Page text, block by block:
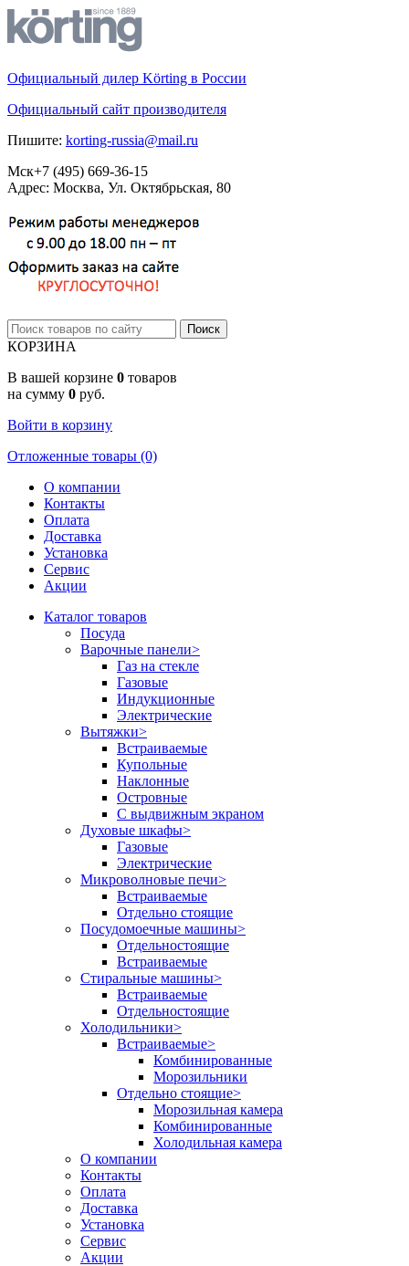
Официальный дилер Körting в России
Официальный сайт производителя
Пишите: korting-russia@mail.ru
Мск+7 (495) 669-36-15
Адрес: Москва, Ул. Октябрьская, 80
КОРЗИНА
В вашей корзине 0 товаров
на сумму 0 руб.
Войти в корзину
Отложенные товары (0)
О компании
Контакты
Оплата
Доставка
Установка
Сервис
Акции
Каталог товаров
Посуда
Варочные панели>
Газ на стекле
Газовые
Индукционные
Электрические
Вытяжки>
Встраиваемые
Купольные
Наклонные
Островные
С выдвижным экраном
Духовые шкафы>
Газовые
Электрические
Микроволновые печи>
Встраиваемые
Отдельно стоящие
Посудомоечные машины>
Отдельностоящие
Встраиваемые
Стиральные машины>
Встраиваемые
Отдельностоящие
Холодильники>
Встраиваемые>
Комбинированные
Морозильники
Отдельно стоящие>
Морозильная камера
Комбинированные
Холодильная камера
О компании
Контакты
Оплата
Доставка
Установка
Сервис
Акции